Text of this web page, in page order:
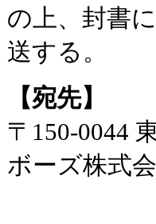
の上、封書
送する。
【宛先】
〒150-0044
ボーズ株式